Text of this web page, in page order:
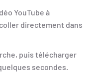
YouTube à
directement dans
puis télécharger
secondes.